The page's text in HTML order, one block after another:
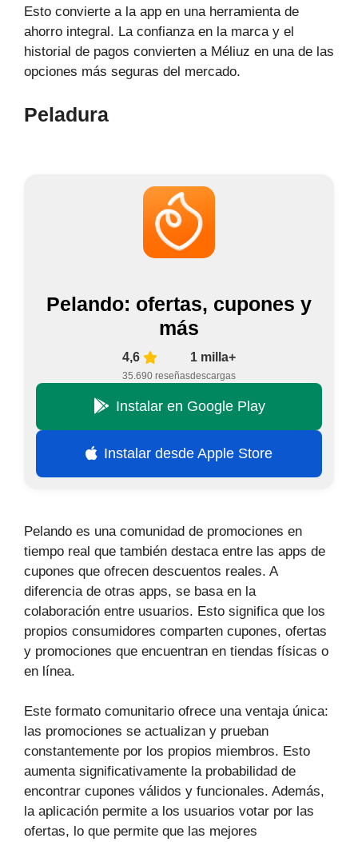
Esto convierte a la app en una herramienta de
ahorro integral. La confianza en la marca y el
historial de pagos convierten a Méliuz en una de las
opciones más seguras del mercado.
Peladura
Pelando: ofertas, cupones y
más
4,6
35.690 reseñas
1 milla+
descargas
Instalar en Google Play
Instalar desde Apple Store
Pelando es una comunidad de promociones en
tiempo real que también destaca entre las apps de
cupones que ofrecen descuentos reales. A
diferencia de otras apps, se basa en la
colaboración entre usuarios. Esto significa que los
propios consumidores comparten cupones, ofertas
y promociones que encuentran en tiendas físicas o
en línea.
Este formato comunitario ofrece una ventaja única:
las promociones se actualizan y prueban
constantemente por los propios miembros. Esto
aumenta significativamente la probabilidad de
encontrar cupones válidos y funcionales. Además,
la aplicación permite a los usuarios votar por las
ofertas, lo que permite que las mejores